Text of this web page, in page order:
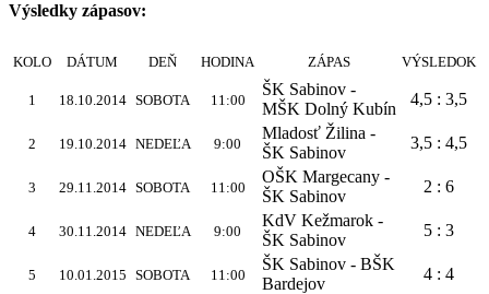
Výsledky zápasov:
KOLO DÁTUM DEŇ HODINA ZÁPAS VÝSLEDOK
1 18.10.2014 SOBOTA 11:00
ŠK Sabinov -
MŠK Dolný Kubín
4,5 : 3,5
2 19.10.2014 NEDEĽA 9:00
Mladosť Žilina -
ŠK Sabinov
3,5 : 4,5
3 29.11.2014 SOBOTA 11:00
OŠK Margecany -
ŠK Sabinov
2 : 6
4 30.11.2014 NEDEĽA 9:00
KdV Kežmarok -
ŠK Sabinov
5 : 3
5 10.01.2015 SOBOTA 11:00
ŠK Sabinov - BŠK
Bardejov
4 : 4